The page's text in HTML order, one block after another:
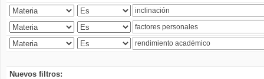
Nuevos filtros: